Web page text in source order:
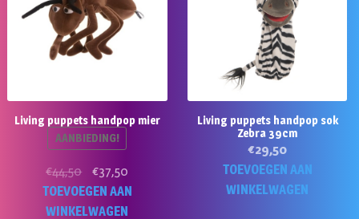
Living puppets handpop mier
AANBIEDING!
€44,50
Oorspronkelijke
prijs
was:
€37,50
prijs
TOEVOEGEN AAN
WINKELWAGEN
Living puppets handpop sok
Zebra 39cm
€29,50
TOEVOEGEN AAN
WINKELWAGEN